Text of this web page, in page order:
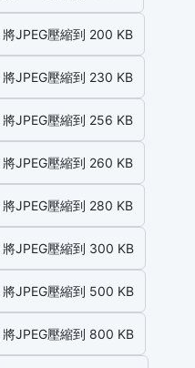
將JPEG壓縮到 200 KB
將JPEG壓縮到 230 KB
將JPEG壓縮到 256 KB
將JPEG壓縮到 260 KB
將JPEG壓縮到 280 KB
將JPEG壓縮到 300 KB
將JPEG壓縮到 500 KB
將JPEG壓縮到 800 KB